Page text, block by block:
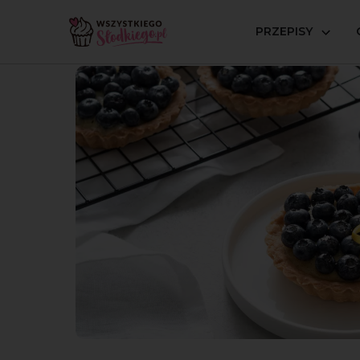
PRZEPISY
Strona główna Przepisy Wegańskie Tartaletki z